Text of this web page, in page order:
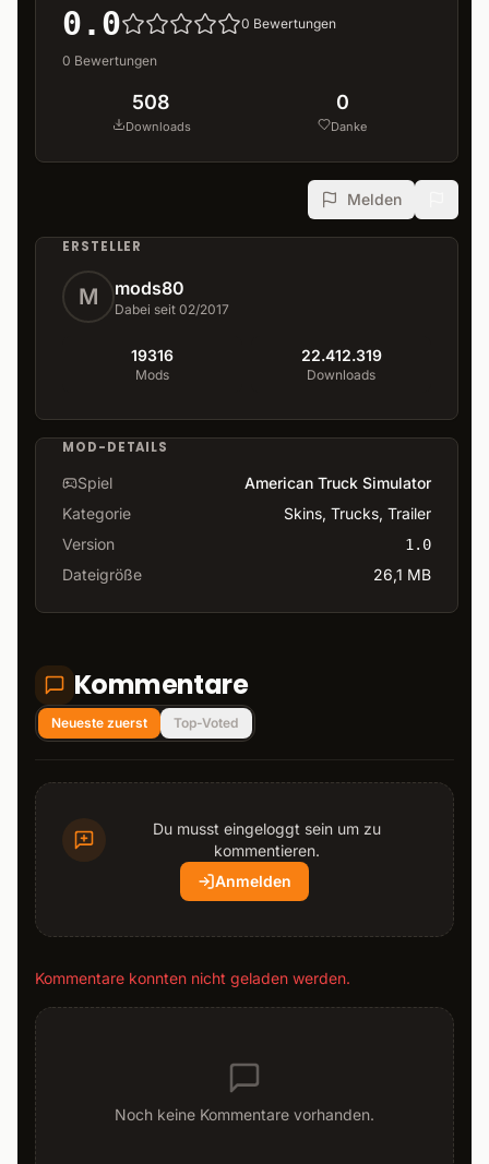
0.0 0 Bewertungen
0 Bewertungen
508
Downloads
0
Danke
Melden
ERSTELLER
M mods80
Dabei seit 02/2017
19316
Mods
22.412.319
Downloads
MOD-DETAILS
Spiel
American Truck Simulator
Kategorie
Skins, Trucks, Trailer
Version
1.0
Dateigröße 26,1 MB
Kommentare
Neueste zuerst Top-Voted
Du musst eingeloggt sein um zu
kommentieren.
Anmelden
Kommentare konnten nicht geladen werden.
Noch keine Kommentare vorhanden.